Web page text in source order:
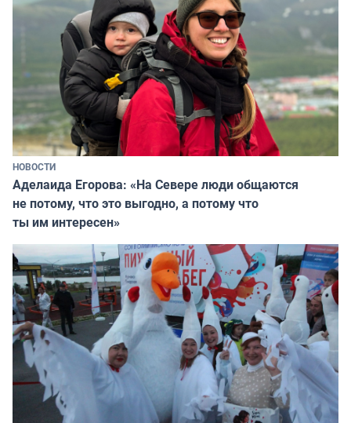
НОВОСТИ
Аделаида Егорова: «На Севере люди общаются
не потому, что это выгодно, а потому что
ты им интересен»